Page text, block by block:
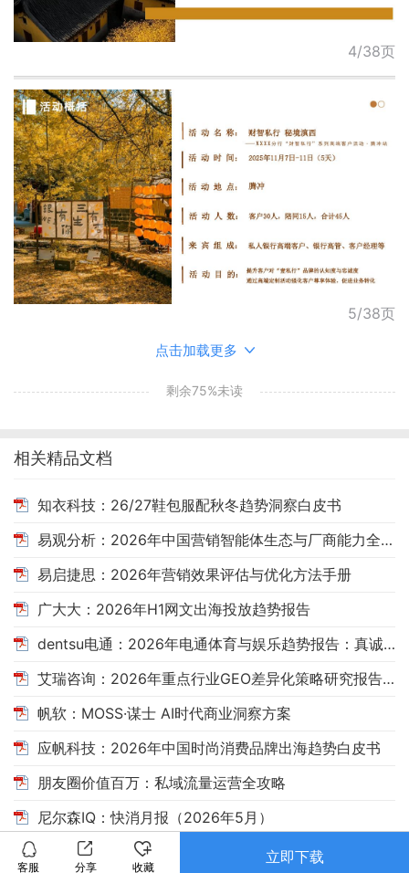
客服 分享 收藏
立即下载
4/38页
5/38页
点击加载更多
剩余75%未读
相关精品文档
知衣科技：26/27鞋包服配秋冬趋势洞察白皮书
易观分析：2026年中国营销智能体生态与厂商能力全景报告
易启捷思：2026年营销效果评估与优化方法手册
广大大：2026年H1网文出海投放趋势报告
dentsu电通：2026年电通体育与娱乐趋势报告：真诚，自有引力
艾瑞咨询：2026年重点行业GEO差异化策略研究报告——消费决策场景AI搜索洞察
帆软：MOSS·谋士 AI时代商业洞察方案
应帆科技：2026年中国时尚消费品牌出海趋势白皮书
朋友圈价值百万：私域流量运营全攻略
尼尔森IQ：快消月报（2026年5月）